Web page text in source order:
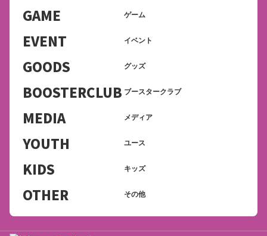
GAME ゲーム
EVENT イベント
GOODS グッズ
BOOSTERCLUB ブースタークラブ
MEDIA メディア
YOUTH ユース
KIDS キッズ
OTHER その他